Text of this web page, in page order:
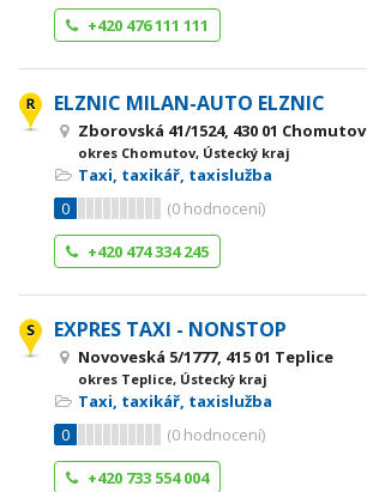
+420 476 111 111
ELZNIC MILAN-AUTO ELZNIC
Zborovská 41/1524, 430 01 Chomutov
okres Chomutov, Ústecký kraj
Taxi, taxikář, taxislužba
0
(0 hodnocení)
+420 474 334 245
EXPRES TAXI - NONSTOP
Novoveská 5/1777, 415 01 Teplice
okres Teplice, Ústecký kraj
Taxi, taxikář, taxislužba
0
(0 hodnocení)
+420 733 554 004